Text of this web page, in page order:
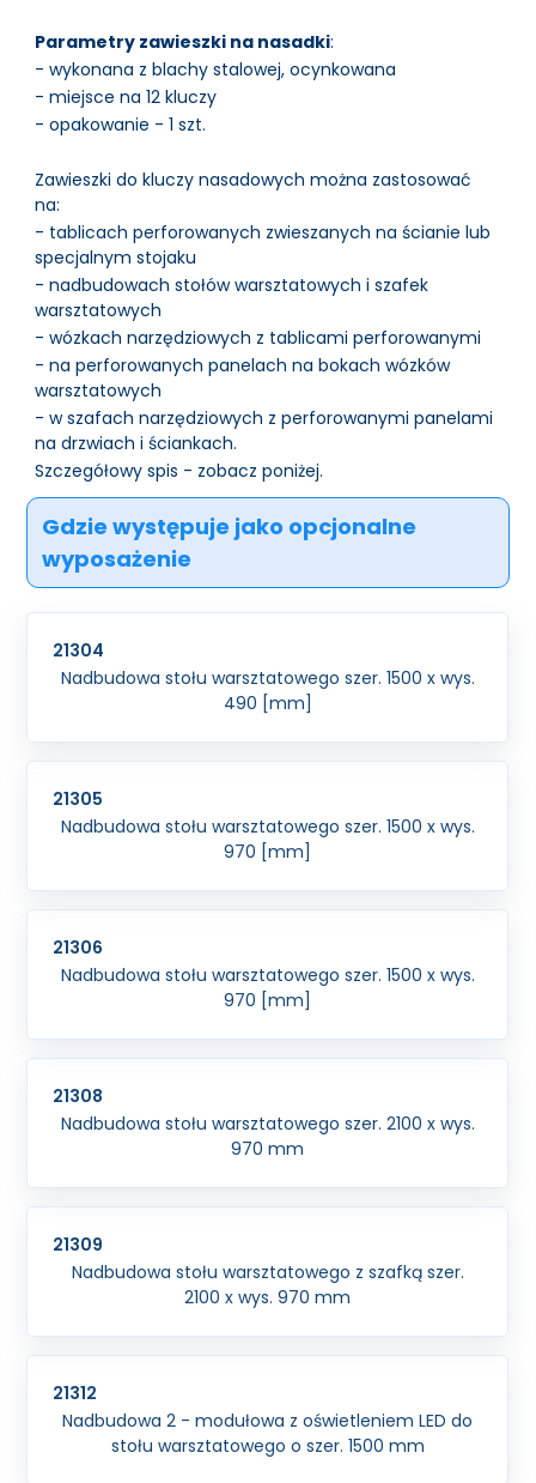
Parametry zawieszki na nasadki:
- wykonana z blachy stalowej, ocynkowana
- miejsce na 12 kluczy
- opakowanie - 1 szt.
Zawieszki do kluczy nasadowych można zastosować
na:
- tablicach perforowanych zwieszanych na ścianie lub
specjalnym stojaku
- nadbudowach stołów warsztatowych i szafek
warsztatowych
- wózkach narzędziowych z tablicami perforowanymi
- na perforowanych panelach na bokach wózków
warsztatowych
- w szafach narzędziowych z perforowanymi panelami
na drzwiach i ściankach.
Szczegółowy spis - zobacz poniżej.
Gdzie występuje jako opcjonalne
wyposażenie
21304
Nadbudowa stołu warsztatowego szer. 1500 x wys.
490 [mm]
21305
Nadbudowa stołu warsztatowego szer. 1500 x wys.
970 [mm]
21306
Nadbudowa stołu warsztatowego szer. 1500 x wys.
970 [mm]
21308
Nadbudowa stołu warsztatowego szer. 2100 x wys.
970 mm
21309
Nadbudowa stołu warsztatowego z szafką szer.
2100 x wys. 970 mm
21312
Nadbudowa 2 - modułowa z oświetleniem LED do
stołu warsztatowego o szer. 1500 mm